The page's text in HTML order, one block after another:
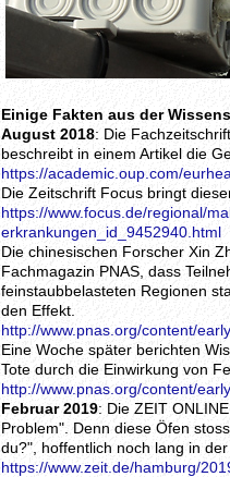
Einige Fakten aus der
August 2018: Die
beschreibt in einem Artikel die
https://academic.oup.com/
Die Zeitschrift Focus bringt
https://www.focus.de/regional/
erkrankungen_id_9452940.html
Die chinesischen Forscher Xin
Fachmagazin PNAS, dass
feinstaubbelasteten Regionen
den Effekt.
http://www.pnas.org/content/
Eine Woche später berichten
Tote durch die Einwirkung von
http://www.pnas.org/content/
Februar 2019: Die ZEIT
Problem". Denn diese Öfen
du?", hoffentlich noch lang in der
https://www.zeit.de/hamburg/